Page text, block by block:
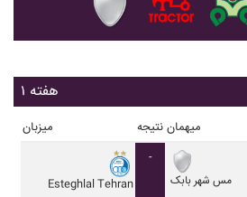
هفته ۱
میزبان نتیجه میهمان
Esteghlal Tehran
-
مس شهر بابک